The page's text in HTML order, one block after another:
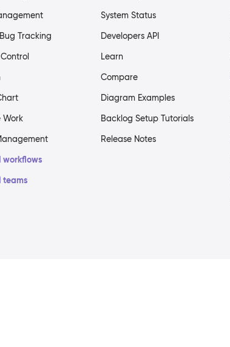
Tracking
Work
workflows
teams
System Status
Developers API
Learn
Compare
Diagram Examples
Backlog Setup Tutorials
Release Notes